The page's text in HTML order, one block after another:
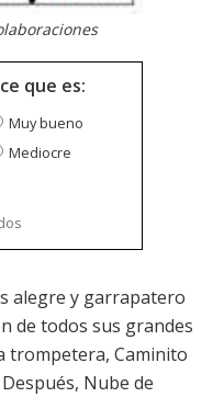
que es:
Muy bueno
Mediocre
alegre y garrapatero
de todos sus grandes
trompetera, Caminito
Nube de